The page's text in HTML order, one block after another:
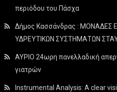
περιόδου του Πάσχα
Δήμος Κασσάνδρας : ΜΟΝΑΔΕΣ
ΥΔΡΕΥΤΙΚΩΝ ΣΥΣΤΗΜΑΤΩΝ
ΑΥΡΙΟ 24ωρη πανελλαδική
γιατρών
Instrumental Analysis: A clear